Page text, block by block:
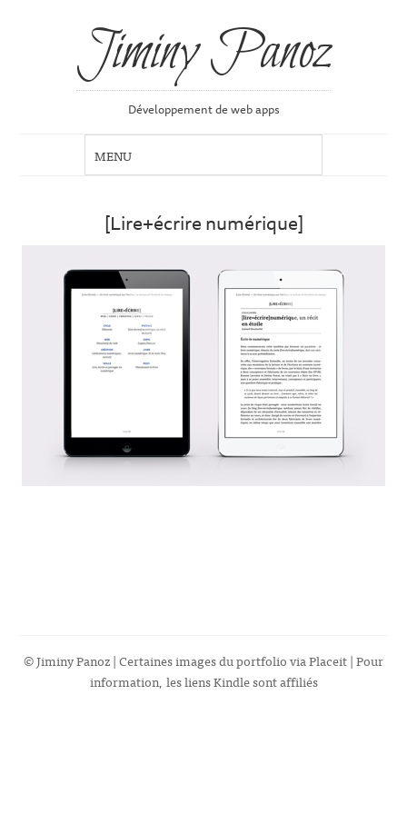
Jiminy Panoz
Développement de web apps
[Lire+écrire numérique]
© Jiminy Panoz | Certaines images du portfolio viaPlaceit| Pour
information, les liens Kindle sont affiliés